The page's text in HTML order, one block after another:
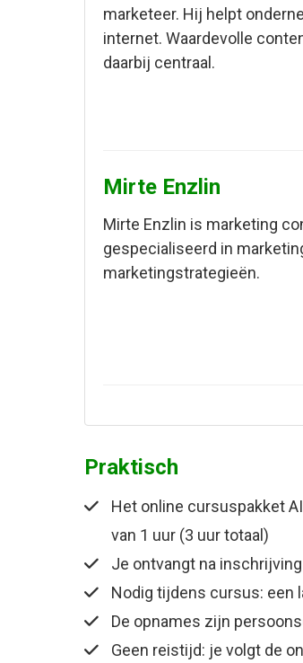
marketeer. Hij helpt
internet. Waardevolle
daarbij centraal.
Mirte Enzlin
Mirte Enzlin is marketing
gespecialiseerd in
marketingstrategieën.
Praktisch
Het online cursuspakket
van 1 uur (3 uur totaal)
Je ontvangt na
Nodig tijdens cursus: een
De opnames zijn
Geen reistijd: je volgt de